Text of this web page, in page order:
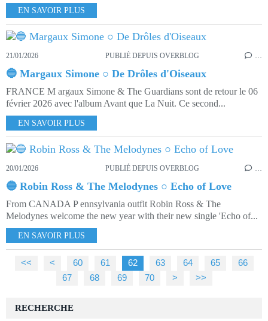
EN SAVOIR PLUS
21/01/2026 PUBLIÉ DEPUIS OVERBLOG …
🔵 Margaux Simone ○ De Drôles d'Oiseaux
FRANCE M argaux Simone & The Guardians sont de retour le 06
février 2026 avec l'album Avant que La Nuit. Ce second...
EN SAVOIR PLUS
20/01/2026 PUBLIÉ DEPUIS OVERBLOG …
🔵 Robin Ross & The Melodynes ○ Echo of Love
From CANADA P ennsylvania outfit Robin Ross & The
Melodynes welcome the new year with their new single 'Echo of...
EN SAVOIR PLUS
<< < 10
20
30
40
50
60 61 62 63 64 65
66
67
68 69 70 80
90
100
200
300
400
500
600
700
800
900
1000
> >>
RECHERCHE